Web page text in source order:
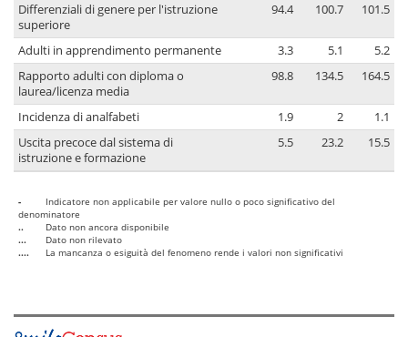
Differenziali di genere per l'istruzione
superiore
94.4 100.7 101.5
Adulti in apprendimento permanente 3.3 5.1
5.2
Rapporto adulti con diploma o
laurea/licenza media
98.8 134.5 164.5
Incidenza di analfabeti 1.9 2
1.1
Uscita precoce dal sistema di
istruzione e formazione
5.5 23.2 15.5
-
Indicatore non applicabile per valore nullo o poco significativo del
denominatore
..
Dato non ancora disponibile
...
Dato non rilevato
....
La mancanza o esiguità del fenomeno rende i valori non significativi